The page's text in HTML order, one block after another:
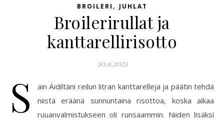
BROILERI , JUHLAT
Broilerirullat ja
kanttarellirisotto
30.9.2025
S
ain Äidiltäni reilun litran kanttarelleja ja päätin tehdä
niistä eräänä sunnuntaina risottoa, koska aikaa
ruuanvalmistukseen oli runsaammin. Niiden lisäksi